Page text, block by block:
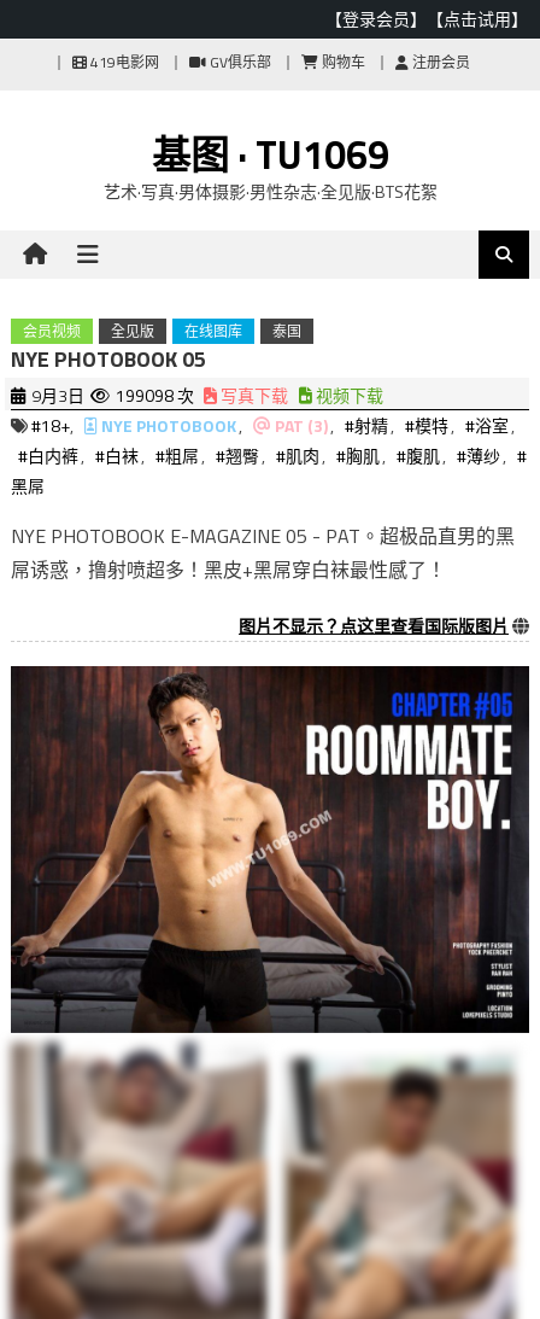
【登录会员】 【点击试用】
419电影网 GV俱乐部 购物车 注册会员
基图 · TU1069
艺术·写真·男体摄影·男性杂志·全见版·BTS花絮
会员视频 全见版 在线图库 泰国
NYE PHOTOBOOK 05
9月3日 199098 次 写真下载
视频下载
#18+, NYE PHOTOBOOK, PAT (3), #射精, #模特, #浴室,
#白内裤, #白袜, #粗屌, #翘臀, #肌肉, #胸肌, #腹肌, #薄纱, #
黑屌
NYE PHOTOBOOK E-MAGAZINE 05 - PAT。超极品直男的黑
屌诱惑，撸射喷超多！黑皮+黑屌穿白袜最性感了！
图片不显示？点这里查看国际版图片